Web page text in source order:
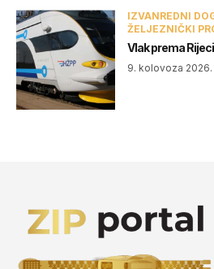
IZVANREDNI
ŽELJEZNIČKI
Vlak prema
9. kolovoza 2026.